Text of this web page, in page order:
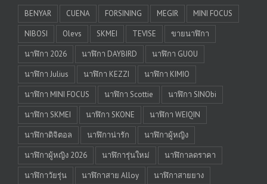
BENYAR CUENA FORSINING MEGIR
MINI FOCUS
NIBOSI
Olevs SKMEI TEVISE
ขายนาฬิกา
นาฬิกา 2026
นาฬิกา DAYBIRD
นาฬิกา GUOU
นาฬิกา Julius
นาฬิกา KEZZI
นาฬิกา KIMIO
นาฬิกา MINI FOCUS
นาฬิกา Scottie
นาฬิกา SINObi
นาฬิกา SKMEI
นาฬิกา SKONE
นาฬิกา WEIQIN
นาฬิกาดิจิตอล
นาฬิกาน่ารัก
นาฬิกาผู้หญิง
นาฬิกาผู้หญิง 2026
นาฬิการุ่นใหม่
นาฬิกาลดราคา
นาฬิกาวัยรุ่น
นาฬิกาสาย Alloy
นาฬิกาสายยาง